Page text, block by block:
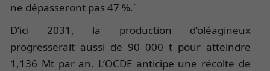
ne dépasseront pas 47 %.`
D’ici 2031, la production d’oléagineux
progresserait aussi de 90 000 t pour atteindre
1,136 Mt par an. L’OCDE anticipe une récolte de